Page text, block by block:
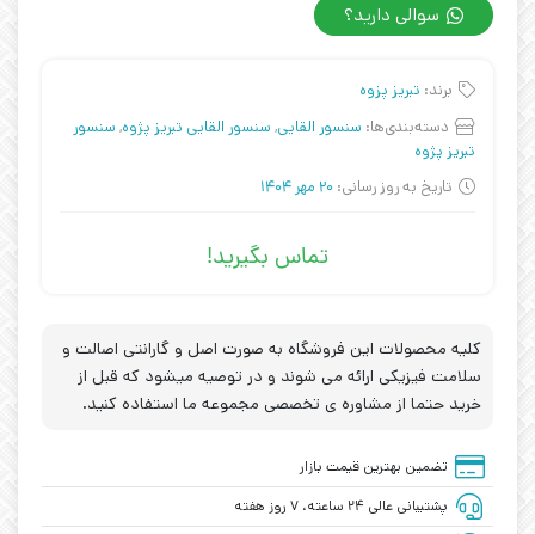
سوالی دارید؟
برند: تبریز پزوه
دسته‌بندی‌ها: سنسور القایی, سنسور القایی تبریز پژوه, سنسور
تبریز پژوه
تاریخ به روز رسانی: 20 مهر 1404
تماس بگیرید!
کلیه محصولات این فروشگاه به صورت اصل و گارانتی اصالت و
سلامت فیزیکی ارائه می شوند و در توصیه میشود که قبل از
خرید حتما از مشاوره ی تخصصی مجموعه ما استفاده کنید.
تضمین بهترین قیمت بازار
پشتیبانی عالی ۲۴ ساعته، ۷ روز هفته